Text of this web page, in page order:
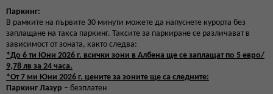
Паркинг:
В рамките на първите 30 минути можете да напуснете курорта без
заплащане на такса паркинг. Таксите за паркиране се различават в
зависимост от зоната, както следва:
*До 6 ти Юни 2026 г. всички зони в Албена ще се заплащат по 5 евро/
9,78 лв за 24 часа.
*От 7 ми Юни 2026 г. цените за зоните ще са следните:
Паркинг Лазур – безплатен